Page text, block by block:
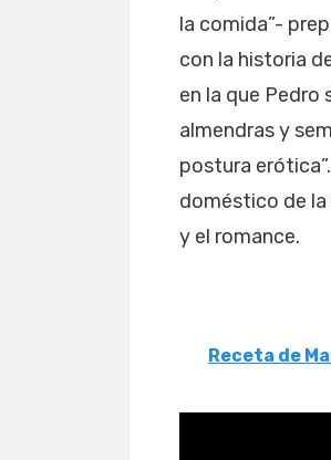
la comida”-
con la historia
en la que
almendras y
postura
doméstico de
y el romance.
Receta de